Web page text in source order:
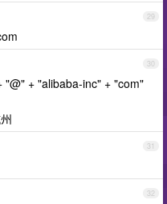
29
30
"@" + "alibaba-inc" + "com"
31
32